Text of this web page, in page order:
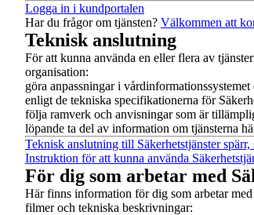
Logga in i kundportalen
Har du frågor om tjänsten? Välkommen att
Teknisk anslutning
För att kunna använda en eller flera av
organisation:
göra anpassningar i
enligt de tekniska specifikationerna för
följa ramverk och anvisningar som är
löpande ta del av information om tjänsterna
Teknisk anslutning till Säkerhetstjänster
Instruktion för att kunna använda
För dig som arbetar med
Här finns information för dig som arbetar
filmer och tekniska beskrivningar: